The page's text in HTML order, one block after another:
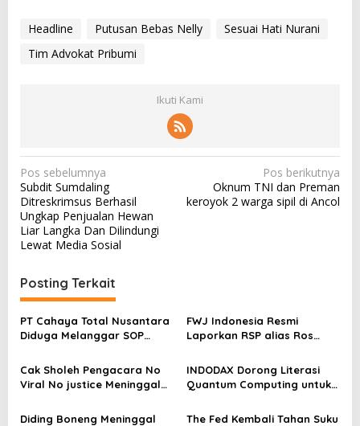
Headline Putusan Bebas Nelly
Sesuai Hati Nurani
Tim Advokat Pribumi
Ikuti Kami
N
a
v
i
a
s
i
o
s
Pos sebelumnya
Subdit Sumdaling
Ditreskrimsus Berhasil
Ungkap Penjualan Hewan
Liar Langka Dan Dilindungi
Lewat Media Sosial
Pos berikutnya
Oknum TNI dan Preman
keroyok 2 warga sipil di Ancol
Posting Terkait
PT Cahaya Total Nusantara
Diduga Melanggar SOP
Kerja Hingga meninggal
Dunia, Kluarga Korban
Merasa Di abaikan
FWJ Indonesia Resmi
Laporkan RSP alias Ros
Cak Sholeh Pengacara No
Viral No justice Meninggal
INDODAX Dorong Literasi
Quantum Computing untuk
Blockchain
Diding Boneng Meninggal
The Fed Kembali Tahan Suku